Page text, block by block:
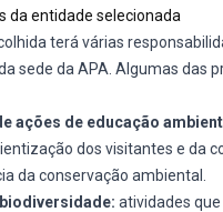
da entidade selecionada
terá várias
sede da APA. Algumas das
ações de educação
dos visitantes e da
da conservação ambiental.
atividades